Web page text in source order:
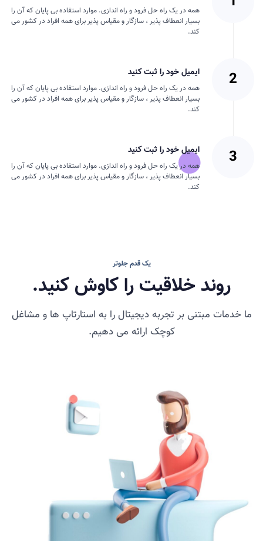
همه در یک راه حل فرود و راه اندازی. موارد استفاده بی پایان که آن را
بسیار انعطاف پذیر ، سازگار و مقیاس پذیر برای همه افراد در کشور می
کند.
ایمیل خود را ثبت کنید
همه در یک راه حل فرود و راه اندازی. موارد استفاده بی پایان که آن را
بسیار انعطاف پذیر ، سازگار و مقیاس پذیر برای همه افراد در کشور می
کند.
ایمیل خود را ثبت کنید
همه در یک راه حل فرود و راه اندازی. موارد استفاده بی پایان که آن را
بسیار انعطاف پذیر ، سازگار و مقیاس پذیر برای همه افراد در کشور می
کند.
یک قدم جلوتر
روند خلاقیت را کاوش کنید.
ما خدمات مبتنی بر تجربه دیجیتال را به استارتاپ ها و مشاغل
کوچک ارائه می دهیم.